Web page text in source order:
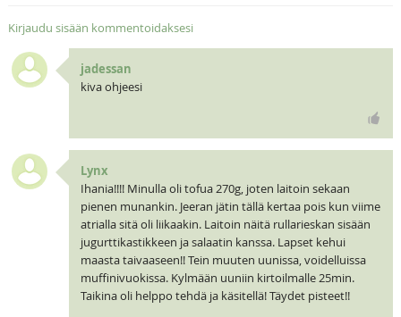
Kirjaudu sisään kommentoidaksesi
jadessan
kiva ohjeesi
Lynx
Ihania!!!! Minulla oli tofua 270g, joten laitoin sekaan
pienen munankin. Jeeran jätin tällä kertaa pois kun viime
atrialla sitä oli liikaakin. Laitoin näitä rullarieskan sisään
jugurttikastikkeen ja salaatin kanssa. Lapset kehui
maasta taivaaseen!! Tein muuten uunissa, voidelluissa
muffinivuokissa. Kylmään uuniin kirtoilmalle 25min.
Taikina oli helppo tehdä ja käsitellä! Täydet pisteet!!